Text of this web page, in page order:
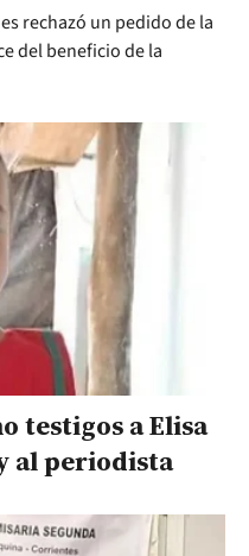
rechazó un pedido de la
del beneficio de la
testigos a Elisa
al periodista